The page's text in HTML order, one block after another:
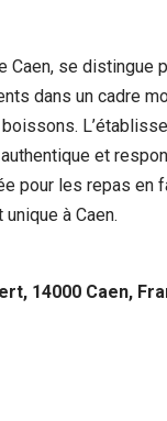
Caen, se
dans un cadre
et
pour les repas en
à Caen.
14000 Caen,